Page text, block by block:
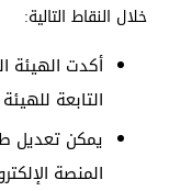
خلال النقاط التالية:
أكدت الهيئة
التابعة
يمكن تعديل
المنصة